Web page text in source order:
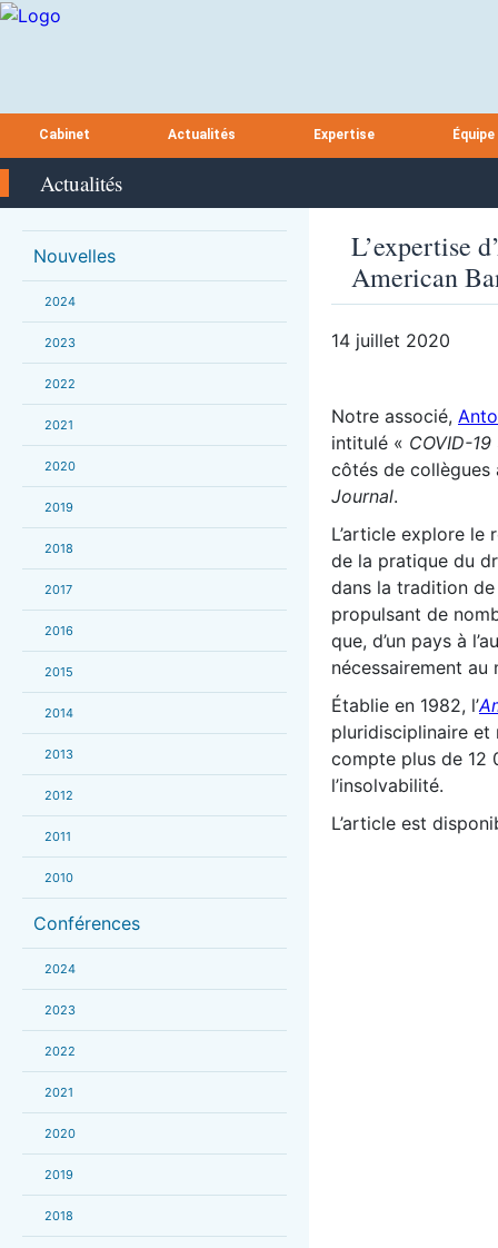
Cabinet Actualités Expertise Équipe
Actualités
Nouvelles
2024
2023
2022
2021
2020
2019
2018
2017
2016
2015
2014
2013
2012
2011
2010
Conférences
2024
2023
2022
2021
2020
2019
2018
L’expertise
American
14 juillet 2020
Notre associé,
intitulé « COVID-
côtés de
Journal.
L’article explore le
de la pratique du
dans la tradition
propulsant de
que, d’un pays à
nécessairement au
Établie en 1982, l’
pluridisciplinaire et
compte plus de 12
l’insolvabilité.
L’article est